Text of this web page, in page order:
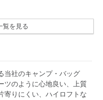
覧を見る
当社のキャンプ・バッグ
ツのように心地良い、上質
寄りにくい、ハイロフトな